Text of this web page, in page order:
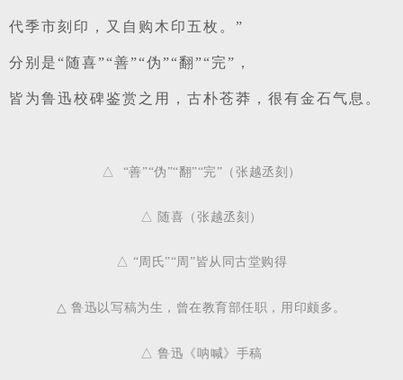
代季市刻印，又自购木印五枚。”
分别是“随喜”“善”“伪”“翻”“完”，
皆为鲁迅校碑鉴赏之用，古朴苍莽，很有金石气息。
△ “善”“伪”“翻”“完”（张越丞刻）
△ 随喜（张越丞刻）
△ “周氏”“周”皆从同古堂购得
△ 鲁迅以写稿为生，曾在教育部任职，用印颇多。
△ 鲁迅《呐喊》手稿